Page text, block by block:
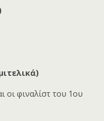
οι φιναλίστ του 1ου